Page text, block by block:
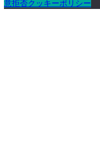
意拒否クッキーポリシー